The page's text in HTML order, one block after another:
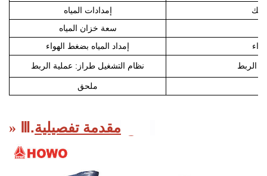
إمدادات المياه
سعة خزان المياه
إمداد المياه بضغط الهواء
نظام التشغيل طراز: عملية الربط الربط
ملحق
» .